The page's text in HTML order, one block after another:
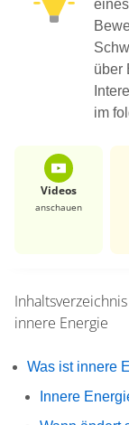
über
im
Videos
anschauen
innere Energie
Was ist innere
Innere